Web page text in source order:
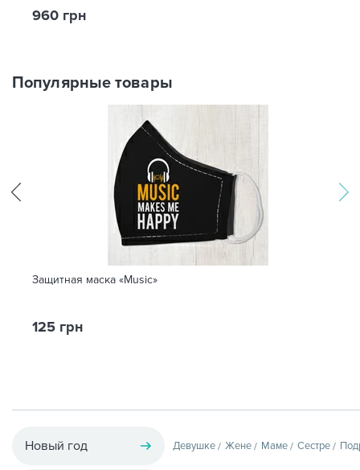
960 грн
Популярные товары
Защитная маска «Music»
125 грн
Новый год Девушке Жене Маме Сестре